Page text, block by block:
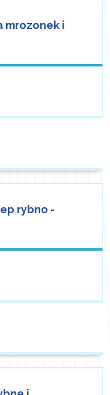
mrozonek i
rybno -